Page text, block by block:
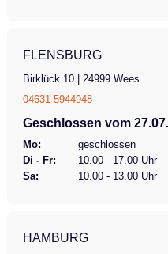
FLENSBURG
Birklück 10 | 24999 Wees
04631 5944948
Geschlossen vom
Mo:
geschlossen
Di - Fr:
10.00 - 17.00 Uhr
Sa:
10.00 - 13.00 Uhr
HAMBURG